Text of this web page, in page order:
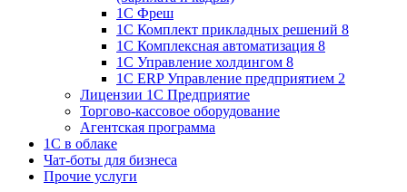
1С Фреш
1С Комплект прикладных решений 8
1С Комплексная автоматизация 8
1С Управление холдингом 8
1С ERP Управление предприятием 2
Лицензии 1С Предприятие
Торгово-кассовое оборудование
Агентская программа
1С в облаке
Чат-боты для бизнеса
Прочие услуги